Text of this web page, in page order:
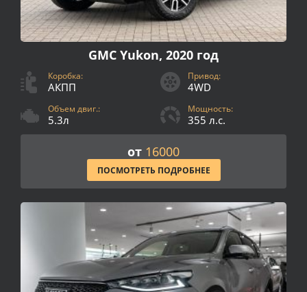
GMC Yukon, 2020 год
Коробка:
АКПП
Привод:
4WD
Объем двиг.:
5.3л
Мощность:
355 л.с.
от 16000
ПОСМОТРЕТЬ ПОДРОБНЕЕ